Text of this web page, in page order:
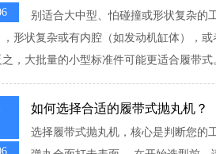
别适合大中型、怕碰撞或形状复杂的
形状复杂或有内腔（如发动机缸体），
，大批量的小型标准件可能更适合履带式
如何选择合适的履带式抛丸机？
选择履带式抛丸机，核心是判断您的